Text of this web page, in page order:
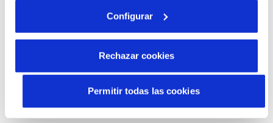
Configurar
Rechazar cookies
Permitir todas las cookies
La companyia es reserva el dret a exercir accions
legals que es puguin derivar dels danys soferts a
conseqüència de l'ús fraudulent o en contra
d'aquestes condicions d'ús.
Cinquè. Responsabilitat de la